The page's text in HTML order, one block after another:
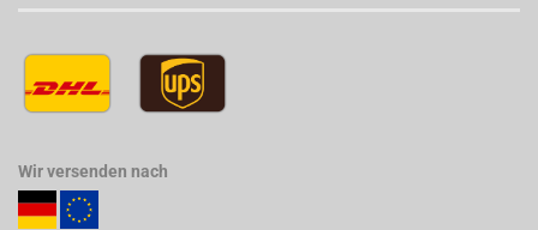
Wir versenden nach